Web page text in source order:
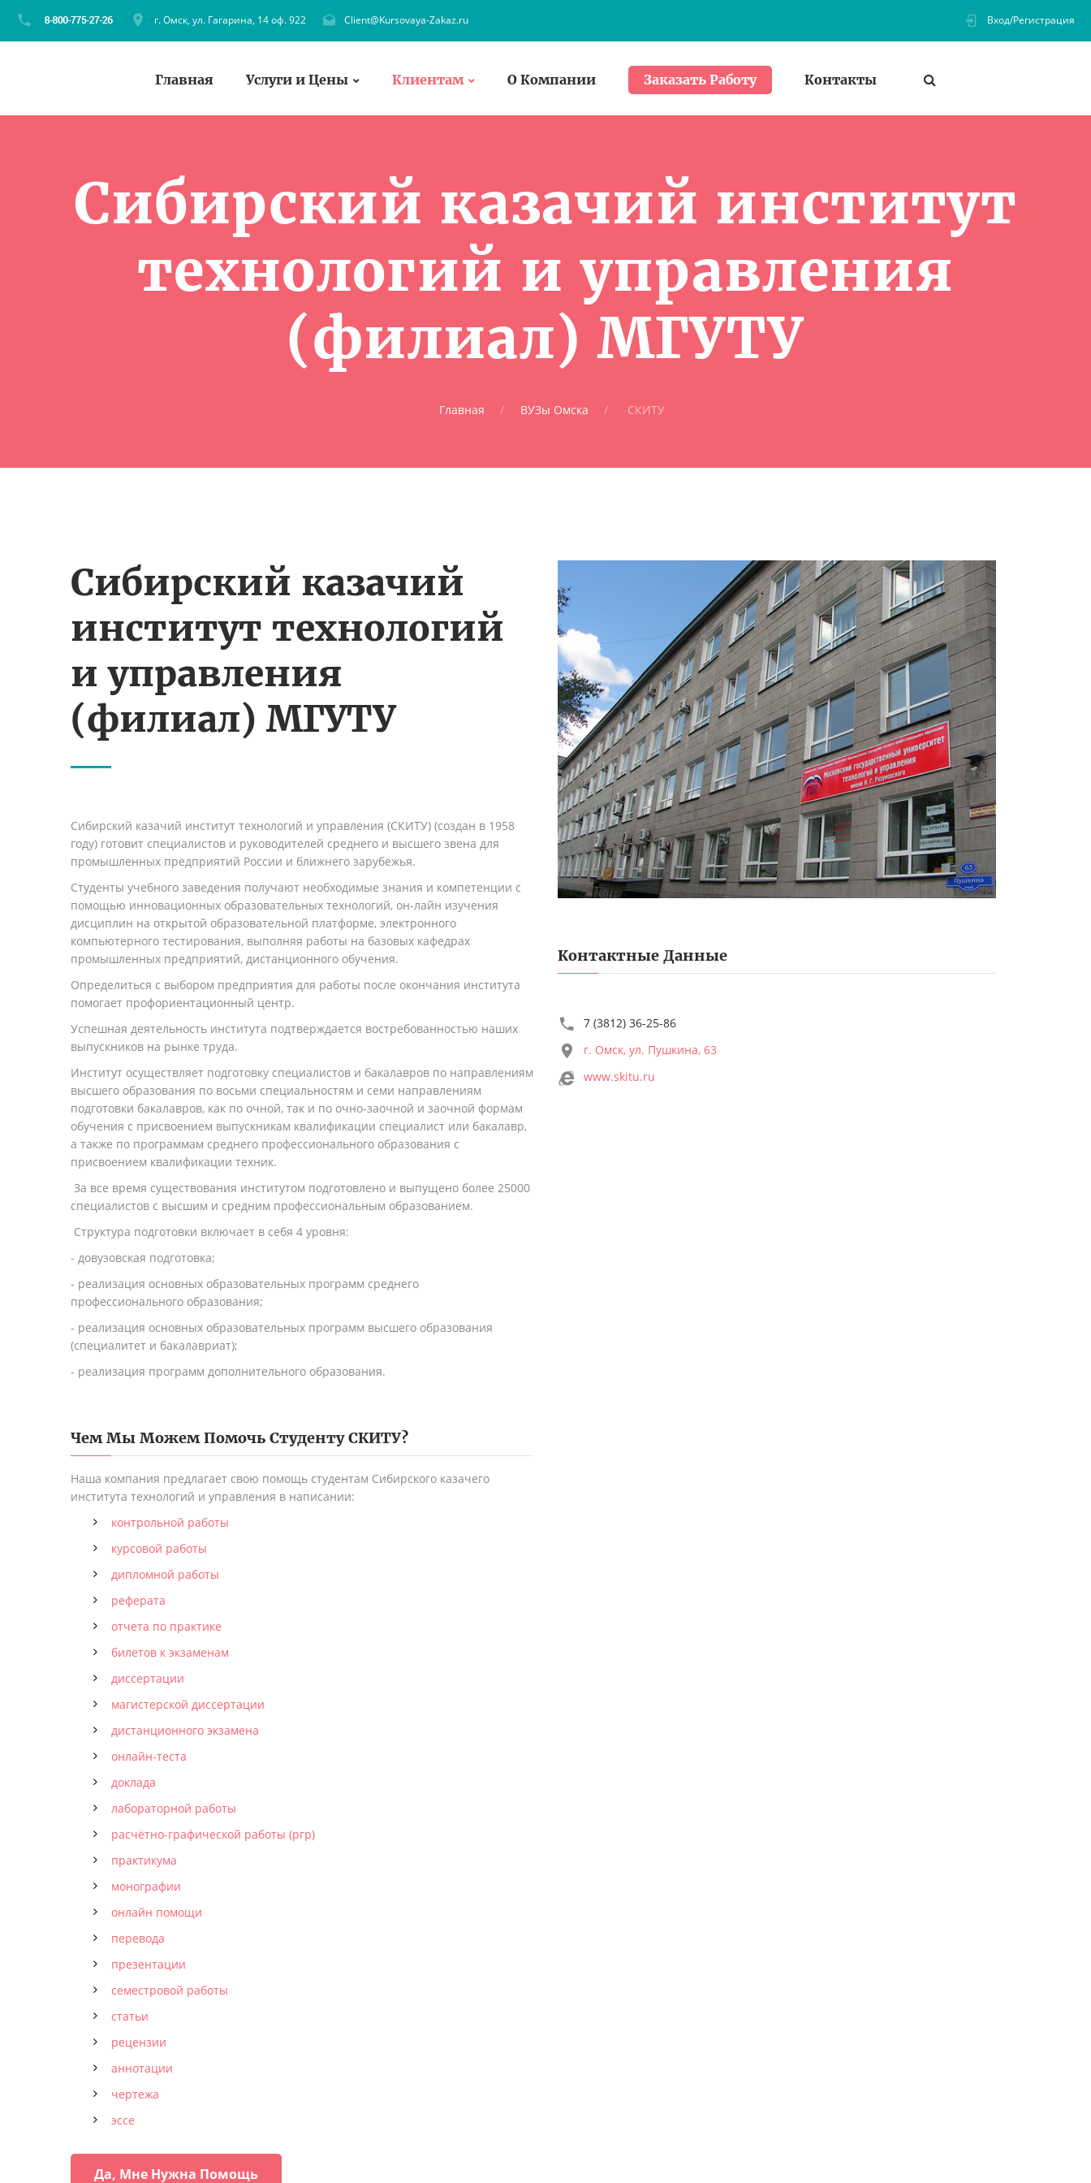
г. Омск, ул. Гагарина, 14 оф. 922 Client@Kursovaya-Zakaz.ru Вход/Регистрация
Главная Услуги и Цены Клиентам О Компании Заказать Работу Контакты
Сибирский казачий институт
технологий и управления
(филиал) МГУТУ
Главная ВУЗы Омска СКИТУ
Сибирский казачий
институт технологий
и управления
(филиал) МГУТУ
Сибирский казачий институт технологий и управления (СКИТУ) (создан в 1958
году) готовит специалистов и руководителей среднего и высшего звена для
промышленных предприятий России и ближнего зарубежья.
Студенты учебного заведения получают необходимые знания и компетенции с
помощью инновационных образовательных технологий, он-лайн изучения
дисциплин на открытой образовательной платформе, электронного
компьютерного тестирования, выполняя работы на базовых кафедрах
промышленных предприятий, дистанционного обучения.
Определиться с выбором предприятия для работы после окончания института
помогает профориентационный центр.
Успешная деятельность института подтверждается востребованностью наших
выпускников на рынке труда.
Институт осуществляет подготовку специалистов и бакалавров по направлениям
высшего образования по восьми специальностям и семи направлениям
подготовки бакалавров, как по очной, так и по очно-заочной и заочной формам
обучения с присвоением выпускникам квалификации специалист или бакалавр,
а также по программам среднего профессионального образования с
присвоением квалификации техник.
За все время существования институтом подготовлено и выпущено более 25000
специалистов с высшим и средним профессиональным образованием.
Структура подготовки включает в себя 4 уровня:
- довузовская подготовка;
- реализация основных образовательных программ среднего
профессионального образования;
- реализация основных образовательных программ высшего образования
(специалитет и бакалавриат);
- реализация программ дополнительного образования.
Чем Мы Можем Помочь СтудентуСКИТУ?
Наша компания предлагает свою помощь студентам Сибирского казачего
института технологий и управления в написании:
контрольной работы
курсовой работы
дипломной работы
реферата
отчета по практике
билетов к экзаменам
диссертации
магистерской диссертации
дистанционного экзамена
онлайн-теста
доклада
лабораторной работы
расчётно-графической работы (ргр)
практикума
монографии
онлайн помощи
перевода
презентации
семестровой работы
статьи
рецензии
аннотации
чертежа
эссе
Да, Мне Нужна Помощь
Контактные Данные
7 (3812) 36-25-86
г. Омск, ул. Пушкина, 63
www.skitu.ru